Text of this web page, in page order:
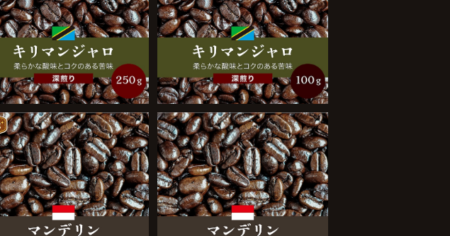
キリマンジャロ 250g
¥2,100
キリマンジャロ 100g
¥1,050
マンデリン 250g
¥2,200
マンデリン 100g
¥1,100